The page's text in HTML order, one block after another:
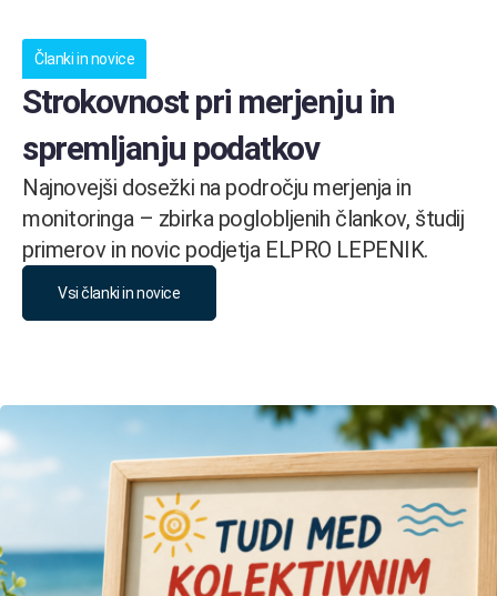
Članki in novice
Strokovnost pri merjenju in
spremljanju podatkov
Najnovejši dosežki na področju merjenja in
monitoringa – zbirka poglobljenih člankov, študij
primerov in novic podjetja ELPRO LEPENIK.
Vsi članki in novice